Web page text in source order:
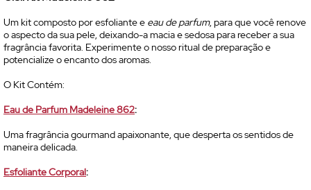
Um kit composto por esfoliante e eau de parfum, para que você renove
o aspecto da sua pele, deixando-a macia e sedosa para receber a sua
fragrância favorita. Experimente o nosso ritual de preparação e
potencialize o encanto dos aromas.
O Kit Contém:
Eau de Parfum Madeleine 862:
Uma fragrância gourmand apaixonante, que desperta os sentidos de
maneira delicada.
Esfoliante Corporal: